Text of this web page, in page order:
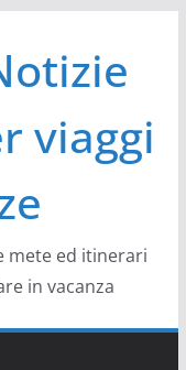
viaggi
mete ed itinerari
in vacanza